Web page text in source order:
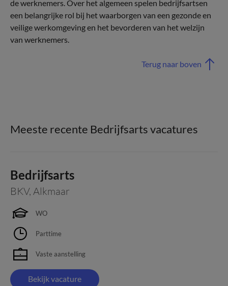
de werknemers. Over het algemeen spelen bedrijfsartsen
een belangrijke rol bij het waarborgen van een gezonde en
veilige werkomgeving en het bevorderen van het welzijn
van werknemers.
Terug naar boven
Meeste recente Bedrijfsarts vacatures
Bedrijfsarts
BKV, Alkmaar
WO
Parttime
Vaste aanstelling
Bekijk vacature